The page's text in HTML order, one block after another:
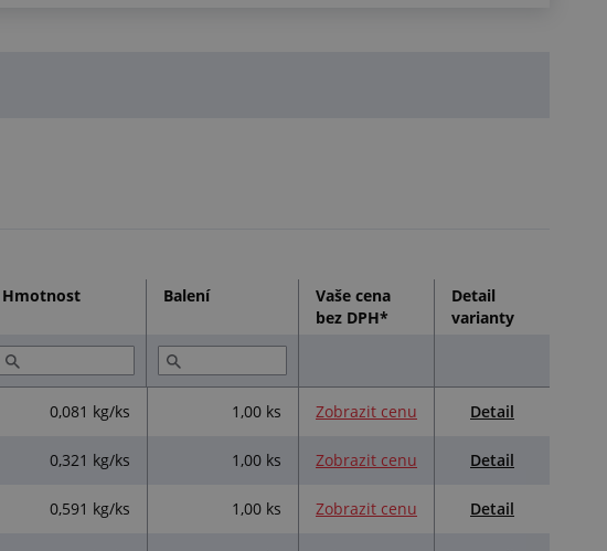
Hmotnost Balení
Vaše cena
bez DPH*
Detail
varianty
0,081 kg/ks 1,00 ks Zobrazit cenu Detail
0,321 kg/ks 1,00 ks Zobrazit cenu Detail
0,591 kg/ks 1,00 ks Zobrazit cenu Detail